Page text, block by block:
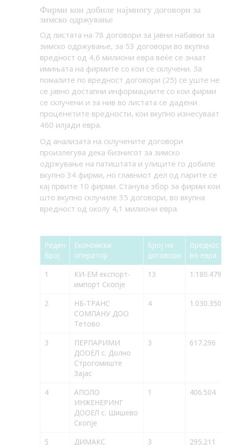
Фирми кои добиле најмногу договори за
зимско одржување
Од листата на 78 договори за јавни набавки за
зимско одржување, за 53 договори во вкупна
вредност од 4,6 милиони евра веќе се знаат
имињата на фирмите со кои се склучени. За
помалите по вредност договори (25) се уште не
се јавно достапни информациите со кои фирми
се склучени и за нив во листата се дадени
проценетите вредности, кои вкупно изнесуваат
460 илјади евра.
Од анализата на склучените договори
произлегува дека бизнисот за зимско
одржување на патиштата и улиците го добиле
вкупно 34 фирми, но главниот дел од парите се
кај првите 10 фирми. Станува збор за фирми кои
што вкупно склучиле 35 договори, во вкупна
вредност од околу 4,1 милиони евра.
Реден
број
Економски
оператор
Број на
договори
Вредност
во евра
1
КИ-ЕМ експорт-
импорт Скопје
13 1.180.479
2
НБ-ТРАНС
СОМПАНУ ДОО
Тетово
4 1.030.350
3
ПЕРПАРИМИ
ДООЕЛ с. Долно
Строгомиште
Зајас
3 617.296
4
АПОЛО
ИНЖЕНЕРИНГ
ДООЕЛ с. Шишево
Скопје
1 406.504
5 ДИМАКС 3 295.211